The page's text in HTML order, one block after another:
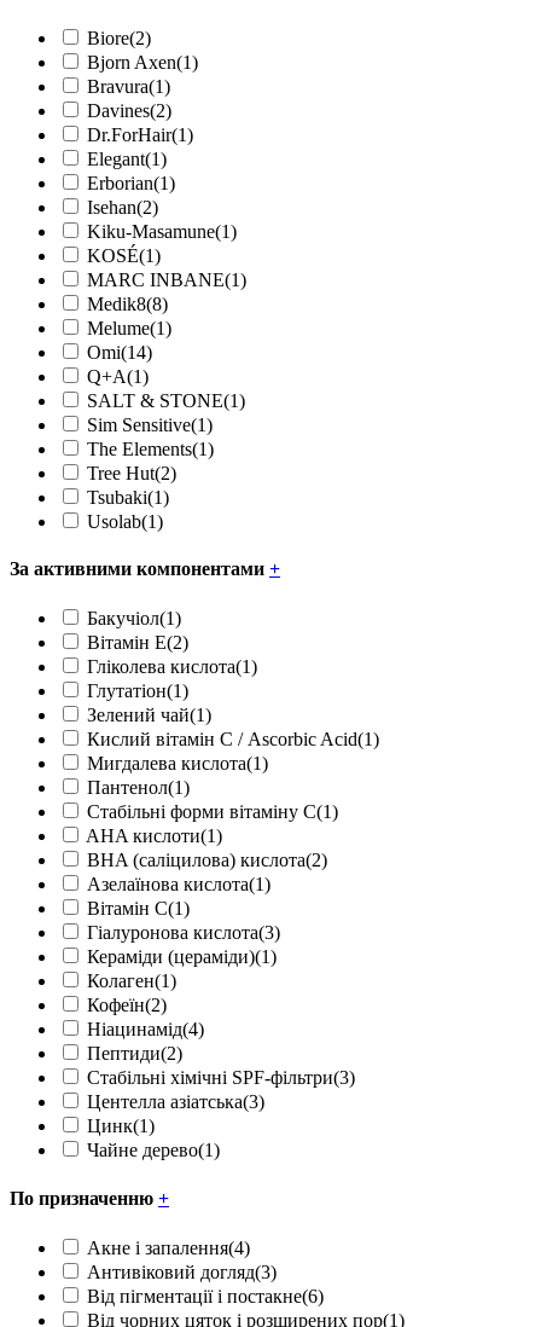
Biore(2)
Bjorn Axen(1)
Bravura(1)
Davines(2)
Dr.ForHair(1)
Elegant(1)
Erborian(1)
Isehan(2)
Kiku-Masamune(1)
KOSÉ(1)
MARC INBANE(1)
Medik8(8)
Melume(1)
Omi(14)
Q+A(1)
SALT & STONE(1)
Sim Sensitive(1)
The Elements(1)
Tree Hut(2)
Tsubaki(1)
Usolab(1)
За активними компонентами +
Бакучіол(1)
Вітамін Е(2)
Гліколева кислота(1)
Глутатіон(1)
Зелений чай(1)
Кислий вітамін С / Ascorbic Acid(1)
Мигдалева кислота(1)
Пантенол(1)
Стабільні форми вітаміну С(1)
AHA кислоти(1)
BHA (саліцилова) кислота(2)
Азелаїнова кислота(1)
Вітамін С(1)
Гіалуронова кислота(3)
Кераміди (цераміди)(1)
Колаген(1)
Кофеїн(2)
Ніацинамід(4)
Пептиди(2)
Стабільні хімічні SPF-фільтри(3)
Центелла азіатська(3)
Цинк(1)
Чайне дерево(1)
По призначенню +
Акне і запалення(4)
Антивіковий догляд(3)
Від пігментації і постакне(6)
Від чорних цяток і розширених пор(1)